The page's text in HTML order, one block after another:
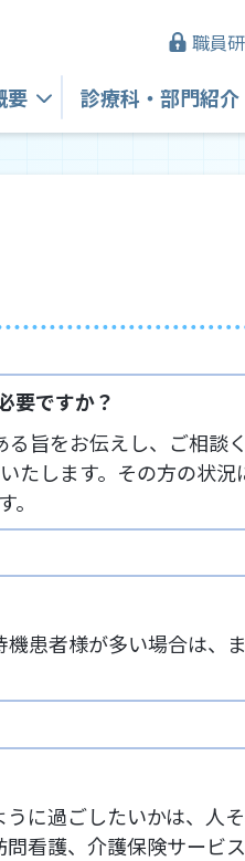
職員
要 診療科・ 部門紹介
要ですか？
旨をお伝えし、ご相談く
たします。その方の状
患者様が多い場合は、
に過ごしたいかは、人
看護、介護保険サービ